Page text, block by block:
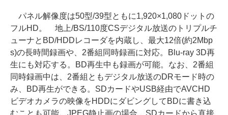
パネル解像度は50型/39型ともに1,920×1,080ドットの
フルHD。 地上/BS/110度CSデジタル放送のトリプルチ
ューナとBD/HDDレコーダを内蔵し、最大12倍(約2Mbp
s)の長時間録画や、2番組同時録画に対応。Blu-ray 3D再
生にも対応する。BD再生中も録画が可能。なお、2番組
同時録画中は、2番組ともデジタル放送のDRモード時の
み、BD再生ができる。SDカードやUSB経由でAVCHD
ビデオカメラの映像をHDDにダビングしてBDに書き込
むことも可能。JPEG静止画の場合、SDカードから直接